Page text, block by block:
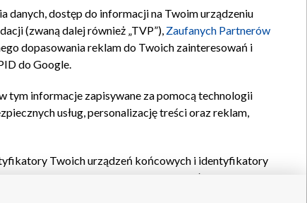
Kontakt
danych, dostęp do informacji na Twoim urządzeniu
(zwaną dalej również „TVP”), Zaufanych Partnerów
dopasowania reklam do Twoich zainteresowań i
do Google.
tym informacje zapisywane za pomocą technologii
usług, personalizację treści oraz reklam,
Twoich urządzeń końcowych i identyfikatory
oraz pozostałych
reklam, wyboru spersonalizowanych